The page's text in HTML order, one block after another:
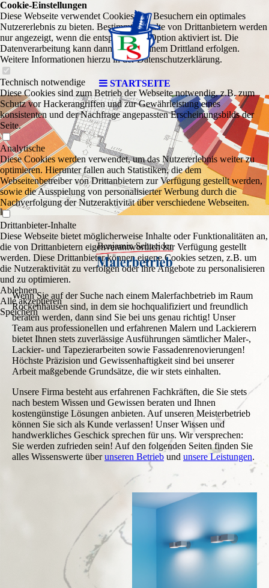
STARTSEITE
Wenn Sie auf der Suche nach einem Malerfachbetrieb im Raum
Rockenhausen sind, in dem sie hochqualifiziert und freundlich
beraten werden, dann sind Sie bei uns genau richtig! Unser
Team aus professionellen und erfahrenen Malern und Lackierern
bietet Ihnen stets zuverlässige Ausführungen sämtlicher Maler-,
Lackier- und Tapezierarbeiten sowie Fassadenrenovierungen!
Höchste Präzision und Gewissenhaftigkeit sind bei unserer
Arbeit maßgebende Grundsätze, die wir stets einhalten.
Unsere Firma besteht aus erfahrenen Fachkräften, die Sie stets
nach bestem Wissen und Gewissen beraten und Ihnen
kostengünstige Lösungen anbieten. Auf unseren Meisterbetrieb
können Sie sich als Kunde verlassen! Unser Wissen und
handwerkliches Geschick sprechen für uns. Wir versprechen:
Sie werden zufrieden sein! Auf den folgenden Seiten finden Sie
alles Wissenswerte überunseren Betrieb und unsere Leistungen.
Cookie-Einstellungen
Diese Webseite verwendet Cookies, um Besuchern ein optimales
Nutzererlebnis zu bieten. Bestimmte Inhalte von Drittanbietern werden
nur angezeigt, wenn die entsprechende Option aktiviert ist. Die
Datenverarbeitung kann dann auch in einem Drittland erfolgen.
Weitere Informationen hierzu in der Datenschutzerklärung.
Technisch notwendige
Diese Cookies sind zum Betrieb der Webseite notwendig, z.B. zum
Schutz vor Hackerangriffen und zur Gewährleistung eines
konsistenten und der Nachfrage angepassten Erscheinungsbilds der
Seite.
Analytische
Diese Cookies werden verwendet, um das Nutzererlebnis weiter zu
optimieren. Hierunter fallen auch Statistiken, die dem
Webseitenbetreiber von Drittanbietern zur Verfügung gestellt werden,
sowie die Ausspielung von personalisierter Werbung durch die
Nachverfolgung der Nutzeraktivität über verschiedene Webseiten.
Drittanbieter-Inhalte
Diese Webseite bietet möglicherweise Inhalte oder Funktionalitäten an,
die von Drittanbietern eigenverantwortlich zur Verfügung gestellt
werden. Diese Drittanbieter können eigene Cookies setzen, z.B. um
die Nutzeraktivität zu verfolgen oder ihre Angebote zu personalisieren
und zu optimieren.
Ablehnen
Alle akzeptieren
Speichern